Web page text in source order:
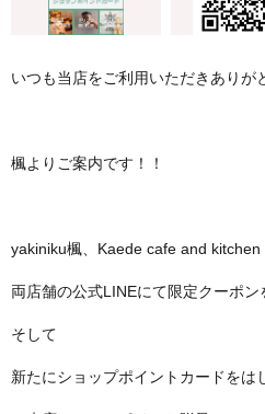
いつも当店をご利用いただきありが
楓よりご案内です！！
yakiniku楓、Kaede cafe and kitchen
両店舗の公式LINEにて限定クーポン
そして
新たにショップポイントカードをは